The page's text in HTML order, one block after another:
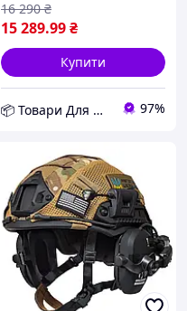
(2444934567) D12-2026
15 289.99₴
16 290 ₴
Купити
📦 Товари Для Дому 97%